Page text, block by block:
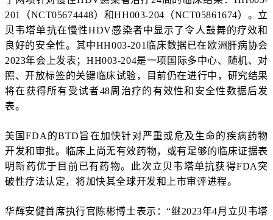
201（NCT05674448）和HH003-204（NCT05861674）。立
贝韦塔单抗在慢性HDV感染者中显示了令人鼓舞的疗效和
良好的安全性。其中HH003-201临床数据已在欧洲肝病协会
2023年会上发表；HH003-204是一项国际多中心、随机、对
照、开放标签的关键临床试验，目前仍在进行中，研究结果
将在获得所有受试者48周治疗的有效性和安全性数据后发
表。
美国FDA的BTD旨在加快针对严重或危及生命的疾病药物
开发和审批。临床上尚无有效药物，或有足够的临床证据表
明新药优于目前已有药物。此次立贝韦塔单抗获得FDA突
破性疗法认定，将加快其全球开发和上市审评进程。
华辉安健首席执行官陈彬博士表示：“继2023年4月立贝韦塔